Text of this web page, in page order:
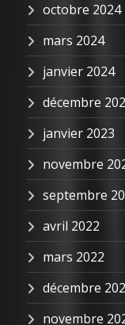
octobre 2024
mars 2024
janvier 2024
décembre
janvier 2023
novembre
septembre
avril 2022
mars 2022
décembre
novembre